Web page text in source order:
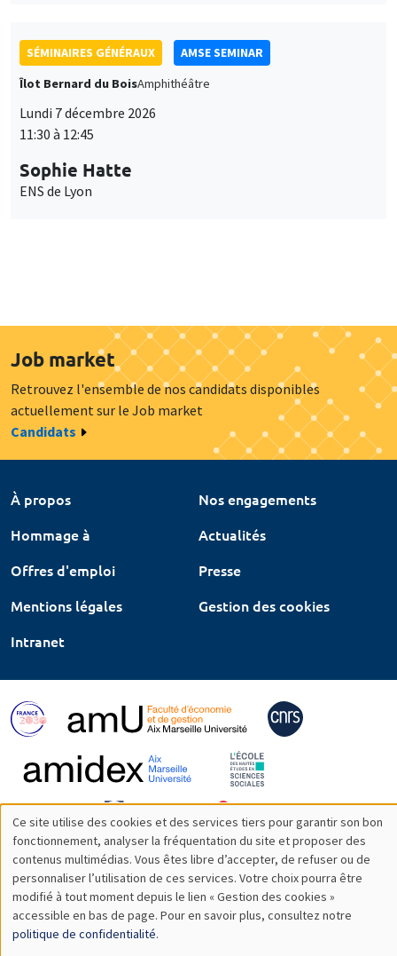
SÉMINAIRES GÉNÉRAUX
AMSE SEMINAR
Îlot Bernard du BoisAmphithéâtre
Lundi 7 décembre 2026
11:30 à 12:45
Sophie Hatte
ENS de Lyon
Job market
Retrouvez l'ensemble de nos candidats disponibles
actuellement sur le Job market
Candidats
À propos
Nos engagements
Hommage à
Actualités
Offres d'emploi
Presse
Mentions légales
Gestion des cookies
Intranet
Utilisation
des
données
personnelles
Ce site utilise des cookies et des services tiers pour garantir son bon
fonctionnement, analyser la fréquentation du site et proposer des
contenus multimédias. Vous êtes libre d’accepter, de refuser ou de
personnaliser l’utilisation de ces services. Votre choix pourra être
modifié à tout moment depuis le lien « Gestion des cookies »
accessible en bas de page. Pour en savoir plus, consultez notre
politique de confidentialité.